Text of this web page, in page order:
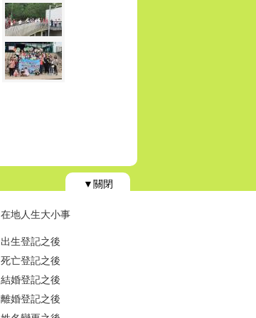
▼關閉
在地人生大小事
出生登記之後
死亡登記之後
結婚登記之後
離婚登記之後